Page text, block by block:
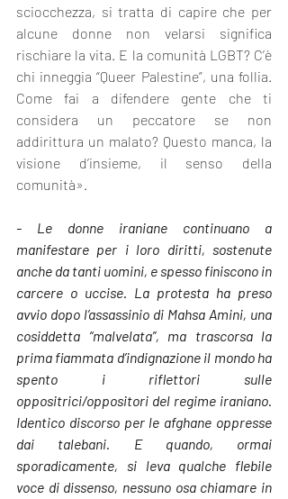
sciocchezza, si tratta di capire che per
alcune donne non velarsi significa
rischiare la vita. E la comunità LGBT? C’è
chi inneggia “Queer Palestine”, una follia.
Come fai a difendere gente che ti
considera un peccatore se non
addirittura un malato? Questo manca, la
visione d’insieme, il senso della
comunità».
- Le donne iraniane continuano a
manifestare per i loro diritti, sostenute
anche da tanti uomini, e spesso finiscono in
carcere o uccise. La protesta ha preso
avvio dopo l’assassinio di Mahsa Amini, una
cosiddetta “malvelata”, ma trascorsa la
prima fiammata d’indignazione il mondo ha
spento i riflettori sulle
oppositrici/oppositori del regime iraniano.
Identico discorso per le afghane oppresse
dai talebani. E quando, ormai
sporadicamente, si leva qualche flebile
voce di dissenso, nessuno osa chiamare in